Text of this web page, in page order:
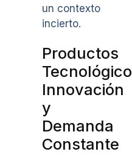
un contexto
incierto.
Productos
Innovación
y
Demanda
Constante